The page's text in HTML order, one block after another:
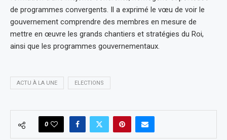
de programmes convergents. Il a exprimé le vœu de voir le
gouvernement comprendre des membres en mesure de
mettre en œuvre les grands chantiers et stratégies du Roi,
ainsi que les programmes gouvernementaux.
ACTU À LA UNE ELECTIONS
0